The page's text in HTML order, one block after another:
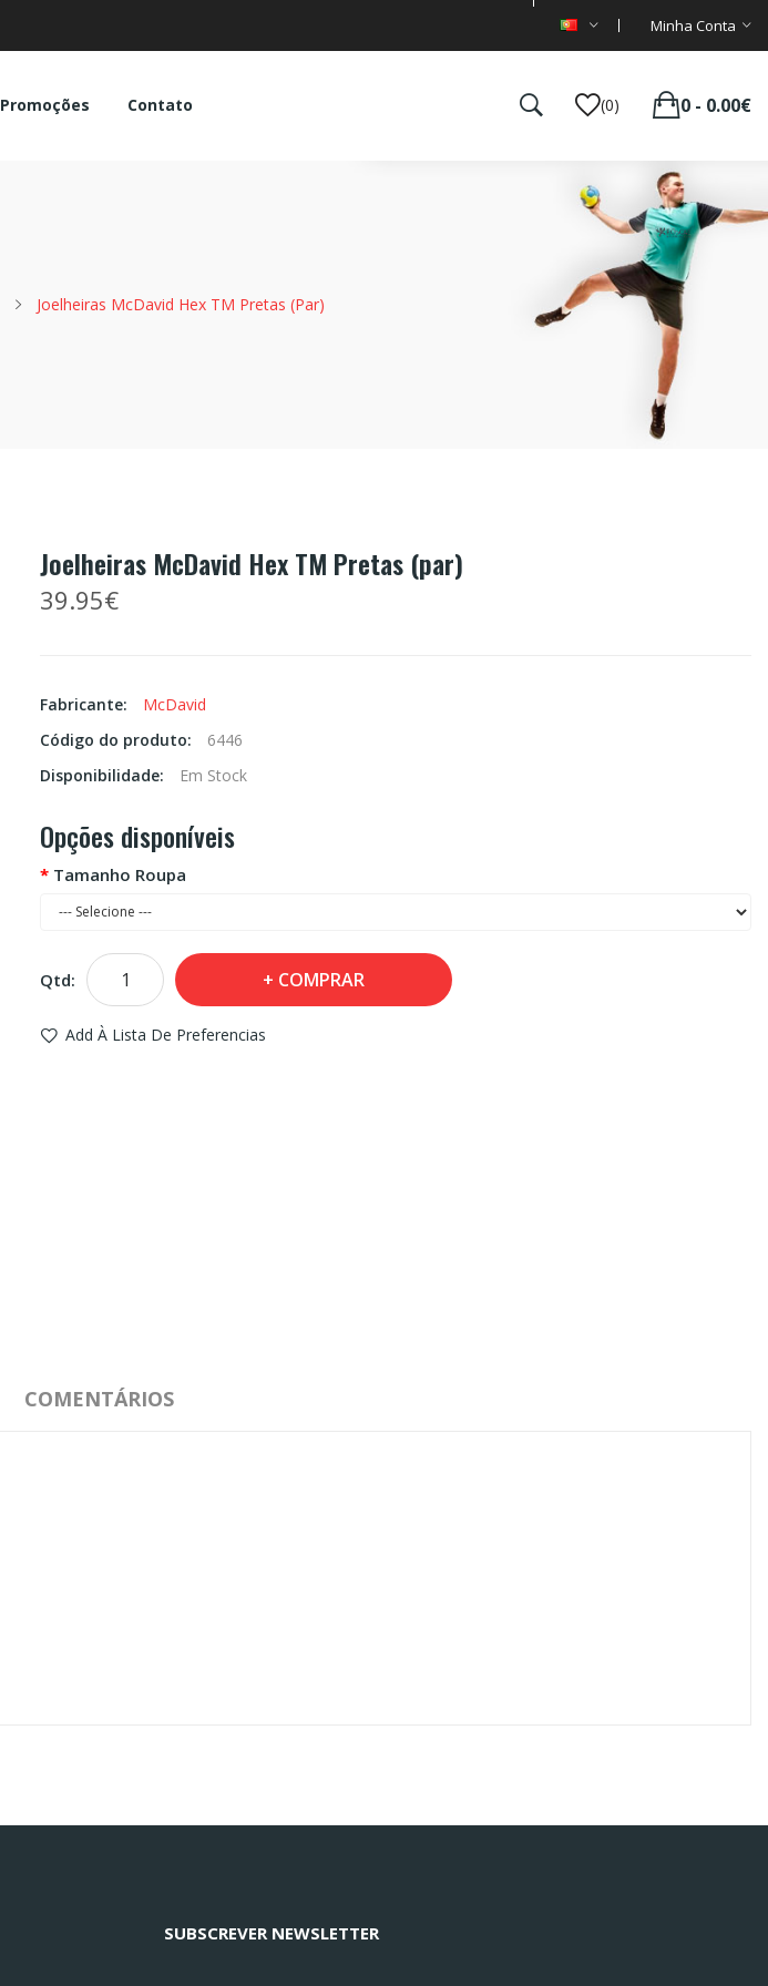
Minha Conta
Promoções Contato (0) 0 - 0.00€
Joelheiras McDavid Hex TM Pretas (par)
Joelheiras McDavid Hex TM Pretas (par)
39.95€
Fabricante:
McDavid
Código do produto:
6446
Disponibilidade:
Em Stock
Opções disponíveis
Tamanho Roupa
Qtd: COMPRAR
Add À Lista De Preferencias
COMENTÁRIOS
SUBSCREVER NEWSLETTER